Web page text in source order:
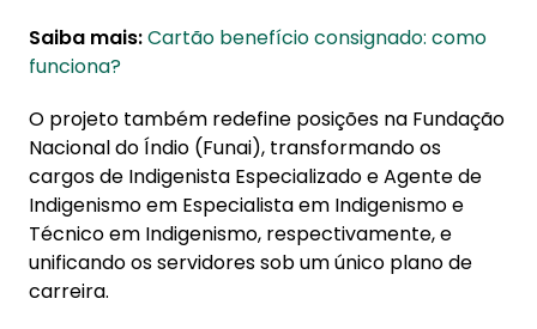
Saiba mais:Cartão benefício consignado: como
funciona?
O projeto também redefine posições na Fundação
Nacional do Índio (Funai), transformando os
cargos de Indigenista Especializado e Agente de
Indigenismo em Especialista em Indigenismo e
Técnico em Indigenismo, respectivamente, e
unificando os servidores sob um único plano de
carreira.